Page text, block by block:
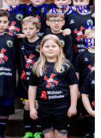
MTV FÜR FANS &